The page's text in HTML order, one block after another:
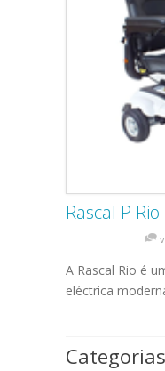
Rascal P Rio
A Rascal Rio é
eléctrica
Categorias